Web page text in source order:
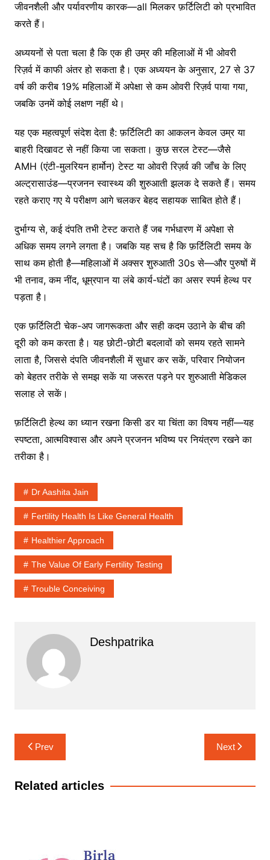
जीवनशैली और पर्यावरणीय कारक—all मिलकर फ़र्टिलिटी को प्रभावित
करते हैं।
अध्ययनों से पता चला है कि एक ही उम्र की महिलाओं में भी ओवरी
रिज़र्व में काफी अंतर हो सकता है। एक अध्ययन के अनुसार, 27 से 37
वर्ष की करीब 19% महिलाओं में अपेक्षा से कम ओवरी रिज़र्व पाया गया,
जबकि उनमें कोई लक्षण नहीं थे।
यह एक महत्वपूर्ण संदेश देता है: फ़र्टिलिटी का आकलन केवल उम्र या
बाहरी दिखावट से नहीं किया जा सकता। कुछ सरल टेस्ट—जैसे
AMH (एंटी-मुलरियन हार्मोन) टेस्ट या ओवरी रिज़र्व की जाँच के लिए
अल्ट्रासाउंड—प्रजनन स्वास्थ्य की शुरुआती झलक दे सकते हैं। समय
रहते कराए गए ये परीक्षण आगे चलकर बेहद सहायक साबित होते हैं।
दुर्भाग्य से, कई दंपति तभी टेस्ट कराते हैं जब गर्भधारण में अपेक्षा से
अधिक समय लगने लगता है। जबकि यह सच है कि फ़र्टिलिटी समय के
साथ कम होती है—महिलाओं में अक्सर शुरुआती 30s से—और पुरुषों में
भी तनाव, कम नींद, धूम्रपान या लंबे कार्य-घंटों का असर स्पर्म हेल्थ पर
पड़ता है।
एक फ़र्टिलिटी चेक-अप जागरूकता और सही कदम उठाने के बीच की
दूरी को कम करता है। यह छोटी-छोटी बदलावों को समय रहते सामने
लाता है, जिससे दंपति जीवनशैली में सुधार कर सकें, परिवार नियोजन
को बेहतर तरीके से समझ सकें या जरूरत पड़ने पर शुरुआती मेडिकल
सलाह ले सकें।
फ़र्टिलिटी हेल्थ का ध्यान रखना किसी डर या चिंता का विषय नहीं—यह
स्पष्टता, आत्मविश्वास और अपने प्रजनन भविष्य पर नियंत्रण रखने का
तरीका है।
Dr Aashita Jain
Fertility Health Is Like General Health
Healthier Approach
The Value Of Early Fertility Testing
Trouble Conceiving
Deshpatrika
Post
navigation
Prev Next
Related articles